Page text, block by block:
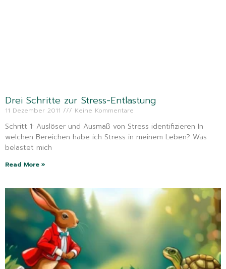
Drei Schritte zur Stress-Entlastung
11 Dezember 2011 Keine Kommentare
Schritt 1: Auslöser und Ausmaß von Stress identifizieren In
welchen Bereichen habe ich Stress in meinem Leben? Was
belastet mich
Read More »